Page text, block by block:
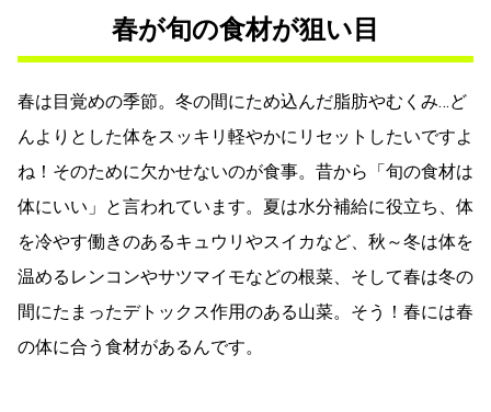
春が旬の食材が狙い目
春は目覚めの季節。冬の間にため込んだ脂肪やむくみ…ど
んよりとした体をスッキリ軽やかにリセットしたいですよ
ね！そのために欠かせないのが食事。昔から「旬の食材は
体にいい」と言われています。夏は水分補給に役立ち、体
を冷やす働きのあるキュウリやスイカなど、秋～冬は体を
温めるレンコンやサツマイモなどの根菜、そして春は冬の
間にたまったデトックス作用のある山菜。そう！春には春
の体に合う食材があるんです。